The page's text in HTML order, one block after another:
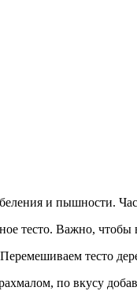
и пышности.
тесто. Важно, чтобы
тесто
по вкусу